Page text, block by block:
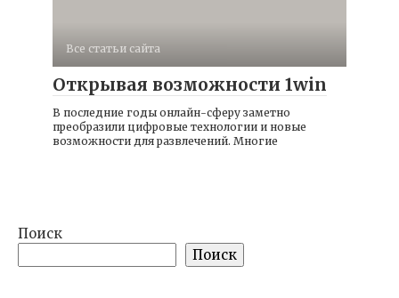
Все статьи сайта
Открывая возможности 1win
В последние годы онлайн-сферу заметно
преобразили цифровые технологии и новые
возможности для развлечений. Многие
Поиск
Поиск